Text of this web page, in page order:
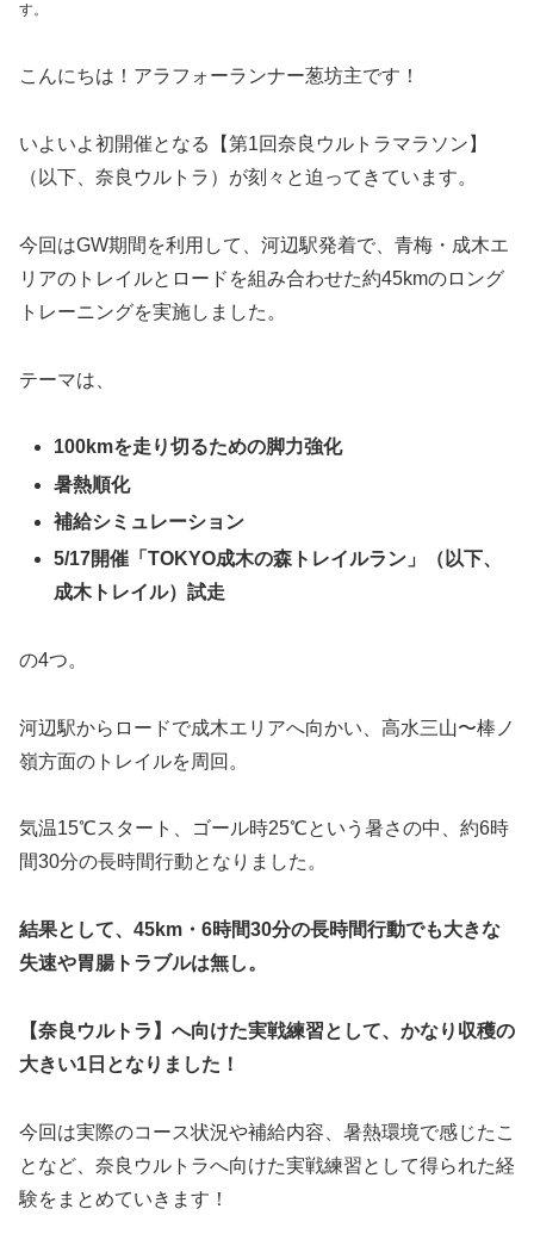
す。
こんにちは！アラフォーランナー葱坊主です！
いよいよ初開催となる【第1回奈良ウルトラマラソン】
（以下、奈良ウルトラ）が刻々と迫ってきています。
今回はGW期間を利用して、河辺駅発着で、青梅・成木エ
リアのトレイルとロードを組み合わせた約45kmのロング
トレーニングを実施しました。
テーマは、
100kmを走り切るための脚力強化
暑熱順化
補給シミュレーション
5/17開催「TOKYO成木の森トレイルラン」（以下、
成木トレイル）試走
の4つ。
河辺駅からロードで成木エリアへ向かい、高水三山〜棒ノ
嶺方面のトレイルを周回。
気温15℃スタート、ゴール時25℃という暑さの中、約6時
間30分の長時間行動となりました。
結果として、45km・6時間30分の長時間行動でも大きな
失速や胃腸トラブルは無し。
【奈良ウルトラ】へ向けた実戦練習として、かなり収穫の
大きい1日となりました！
今回は実際のコース状況や補給内容、暑熱環境で感じたこ
となど、奈良ウルトラへ向けた実戦練習として得られた経
験をまとめていきます！